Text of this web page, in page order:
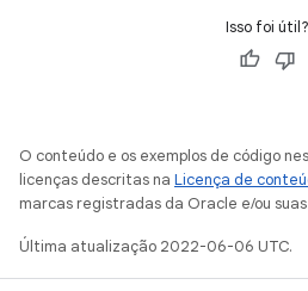
Isso foi útil?
O conteúdo e os exemplos de código
licenças descritas na Licença de
marcas registradas da Oracle e/ou
Última atualização 2022-06-06 UTC.